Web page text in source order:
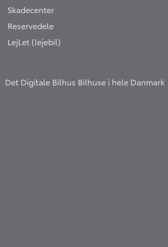
Skadecenter
Reservedele
LejLet (lejebil)
Det Digitale Bilhus Bilhuse i hele Danmark